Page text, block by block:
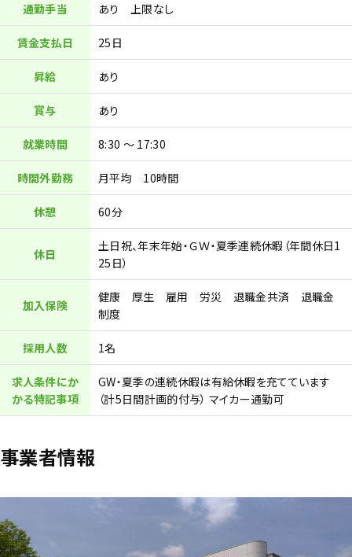
通勤手当 あり 上限なし
賃金支払日 25日
昇給 あり
賞与 あり
就業時間 8:30 ～ 17:30
時間外勤務 月平均 10時間
休憩 60分
休日
土日祝、年末年始・ＧＷ・夏季連続休暇（年間休日1
25日）
加入保険
健康 厚生 雇用 労災 退職金共済 退職金
制度
採用人数 1名
求人条件にか
かる特記事項
GW・夏季の連続休暇は有給休暇を充てています
（計5日間計画的付与） マイカー通勤可
事業者情報